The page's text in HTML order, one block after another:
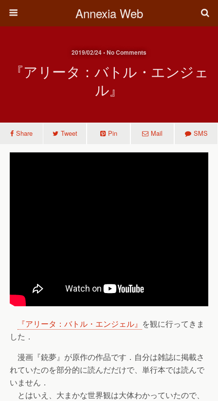
Annexia Web
2019/02/24 • No Comments
『アリータ：バトル・エンジェ
ル』
Share Tweet Pin Mail SMS
『アリータ：バトル・エンジェル』 を観に行ってきま
した．
漫画『銃夢』が原作の作品です．自分は雑誌に掲載さ
れていたのを部分的に読んだだけで、単行本では読んで
いません．
とはいえ、大まかな世界観は大体わかっていたので、